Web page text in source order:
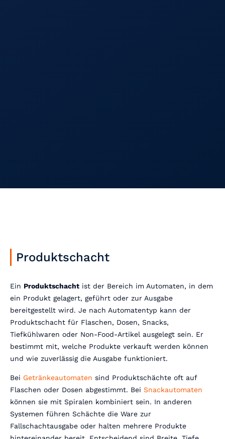
Produktschacht
Ein Produktschacht ist der Bereich im Automaten, in dem
ein Produkt gelagert, geführt oder zur Ausgabe
bereitgestellt wird. Je nach Automatentyp kann der
Produktschacht für Flaschen, Dosen, Snacks,
Tiefkühlwaren oder Non-Food-Artikel ausgelegt sein. Er
bestimmt mit, welche Produkte verkauft werden können
und wie zuverlässig die Ausgabe funktioniert.
Bei Getränkeautomaten sind Produktschächte oft auf
Flaschen oder Dosen abgestimmt. Bei Snackautomaten
können sie mit Spiralen kombiniert sein. In anderen
Systemen führen Schächte die Ware zur
Fallschachtausgabe oder halten mehrere Produkte